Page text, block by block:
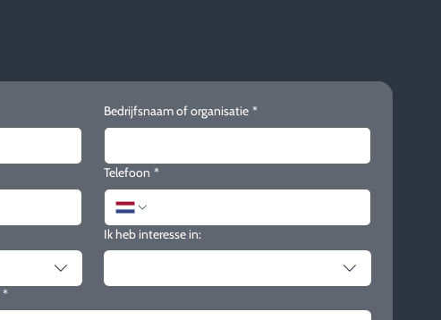
Bedrijfsnaam of organisatie *
Telefoon *
Ik heb interesse in:
*